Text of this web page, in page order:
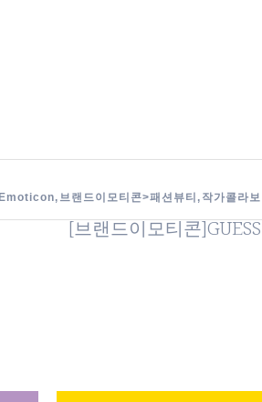
브랜드이모티콘>패션뷰티, 작가콜라보
[브랜드이모티콘]GUESS